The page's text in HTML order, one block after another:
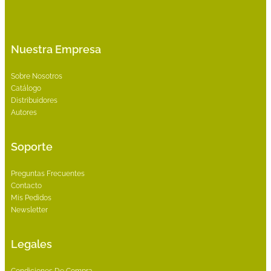
Nuestra Empresa
Sobre Nosotros
Catálogo
Distribuidores
Autores
Soporte
Preguntas Frecuentes
Contacto
Mis Pedidos
Newsletter
Legales